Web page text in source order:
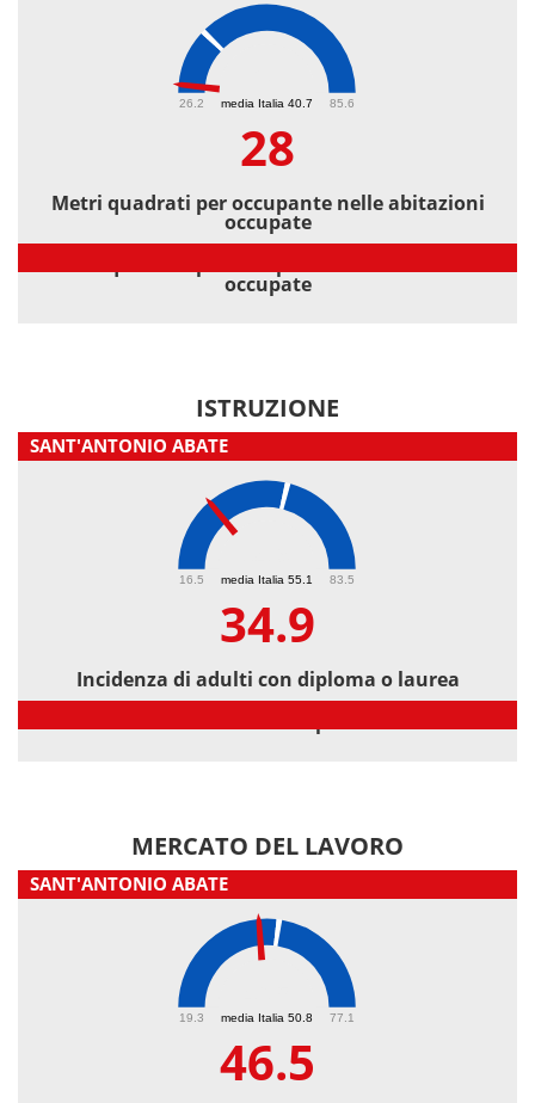
media Italia 40.7
26.2 85.6
28
Metri quadrati per occupante nelle abitazioni
occupate
occupate
ISTRUZIONE
SANT'ANTONIO ABATE
media Italia 55.1
16.5 83.5
34.9
Incidenza di adulti con diploma o laurea
MERCATO DEL LAVORO
SANT'ANTONIO ABATE
media Italia 50.8
19.3 77.1
46.5